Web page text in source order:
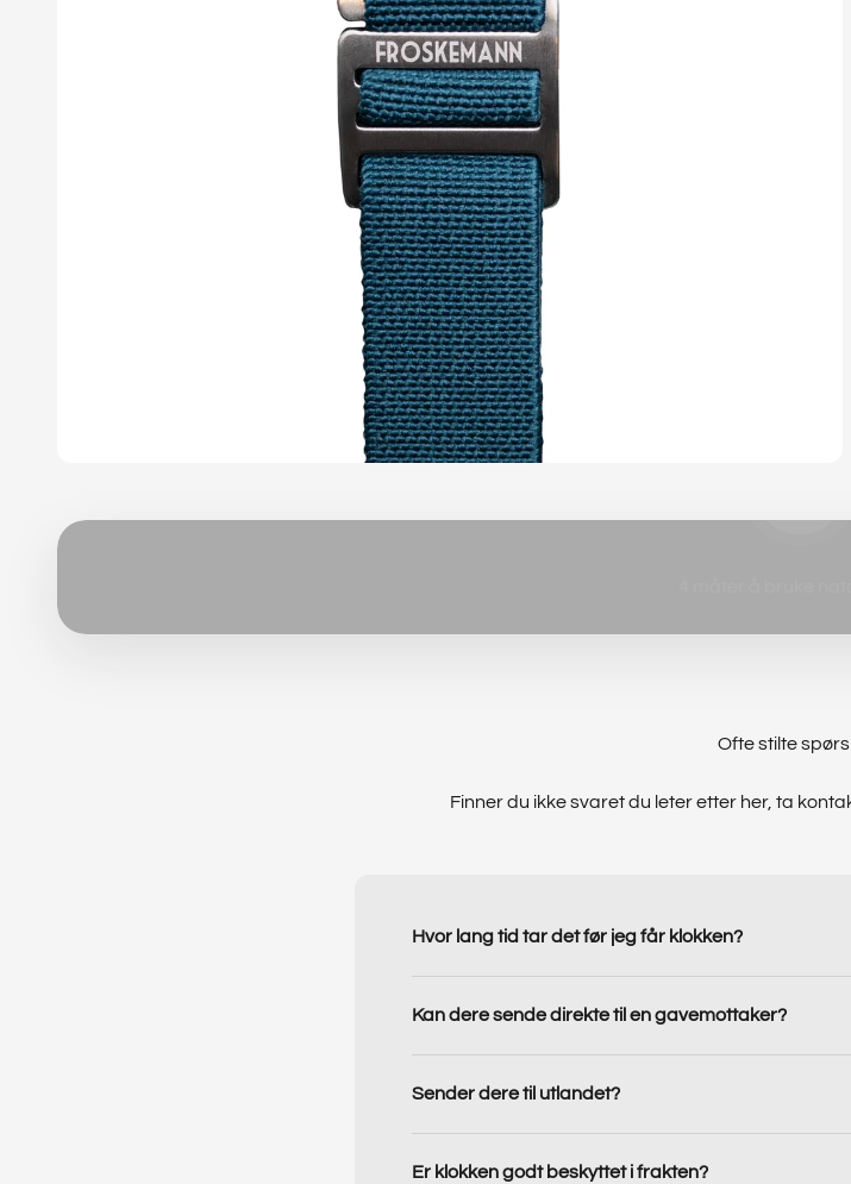
Ofte stilte
Finner du ikke svaret du leter etter her, ta
Hvor lang tid tar det før jeg får klokken?
Kan dere sende direkte til en gavemottaker?
Sender dere til utlandet?
Er klokken godt beskyttet i frakten?